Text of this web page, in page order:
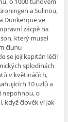
a Sulinou,
Dunkerque ve
zácpě na
který musel
člunu
se její kapitán léčil
splodinách
v květináčích,
10 uzlů a
nepohnou, o
když člověk ví jak